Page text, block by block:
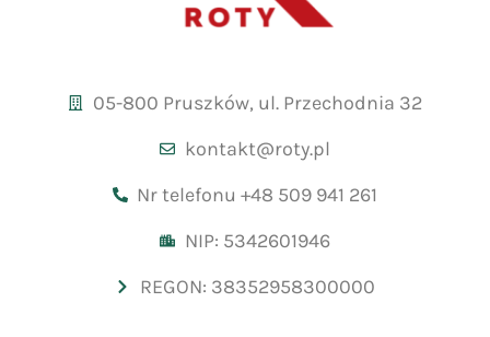
05-800 Pruszków, ul. Przechodnia 32
kontakt@roty.pl
Nr telefonu +48 509 941 261
NIP: 5342601946
REGON: 38352958300000